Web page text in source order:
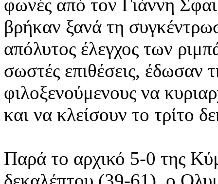
φωνές από τον Γιάννη
βρήκαν ξανά τη
απόλυτος έλεγχος των
σωστές επιθέσεις, έδωσαν
φιλοξενούμενους να
και να κλείσουν το τρίτο
Παρά το αρχικό 5-0 της